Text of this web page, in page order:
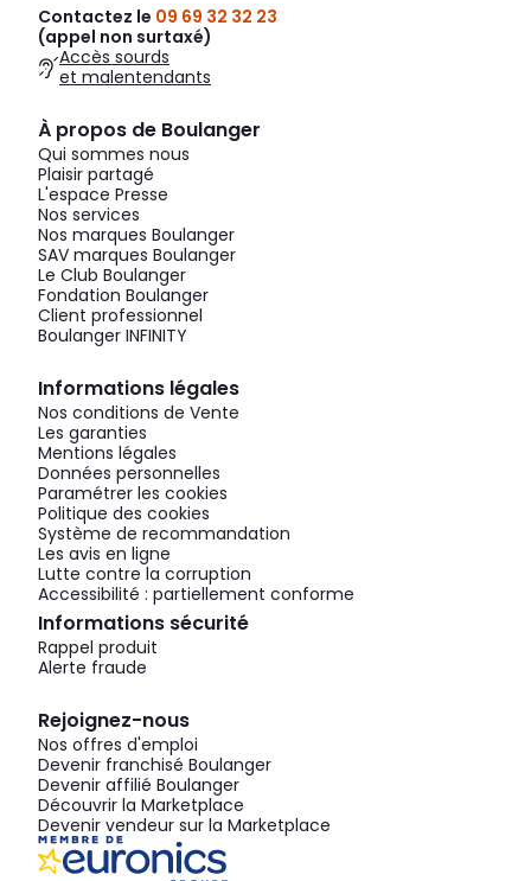
Contactez le 09 69 32 32 23
(appel non surtaxé)
Accès sourds
et malentendants
À propos de Boulanger
Qui sommes nous
Plaisir partagé
L'espace Presse
Nos services
Nos marques Boulanger
SAV marques Boulanger
Le Club Boulanger
Fondation Boulanger
Client professionnel
Boulanger INFINITY
Informations légales
Nos conditions de Vente
Les garanties
Mentions légales
Données personnelles
Paramétrer les cookies
Politique des cookies
Système de recommandation
Les avis en ligne
Lutte contre la corruption
Accessibilité : partiellement conforme
Informations sécurité
Rappel produit
Alerte fraude
Rejoignez-nous
Nos offres d'emploi
Devenir franchisé Boulanger
Devenir affilié Boulanger
Découvrir la Marketplace
Devenir vendeur sur la Marketplace